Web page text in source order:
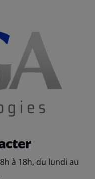
à 18h, du lundi au